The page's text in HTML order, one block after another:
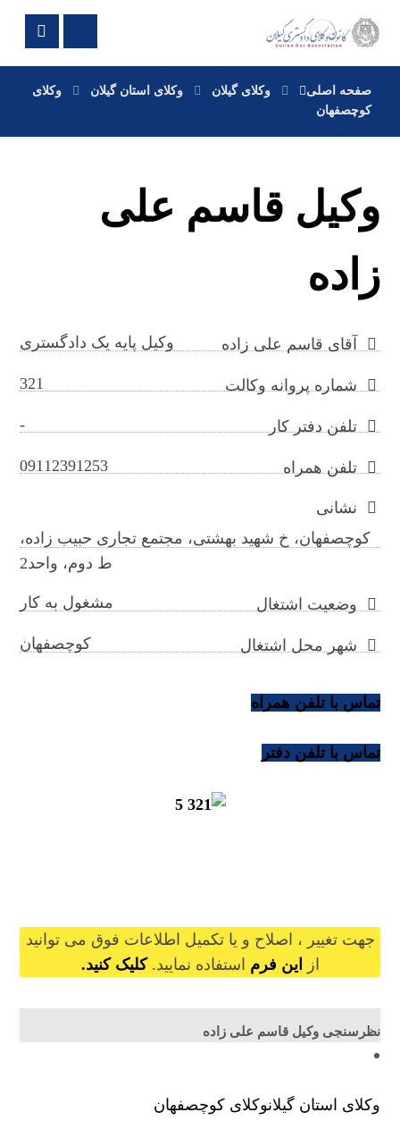
صفحه اصلی وکلای گیلان وکلای استان گیلان
وکلای
کوچصفهان
وکیل قاسم علی
زاده
آقای قاسم علی زاده وکیل پایه یک دادگستری
شماره پروانه وکالت 321
تلفن دفتر کار -
تلفن همراه 09112391253
نشانی
کوچصفهان، خ شهید بهشتی، مجتمع تجاری حبیب زاده،
ط دوم، واحد2
وضعیت اشتغال مشغول به کار
شهر محل اشتغال کوچصفهان
تماس با تلفن همراه
تماس با تلفن دفتر
جهت تغییر ، اصلاح و یا تکمیل اطلاعات فوق می توانید
از
این فرم استفاده نمایید. کلیک کنید.
نظرسنجی وکیل قاسم علی زاده
وکلای استان گیلانوکلای کوچصفهان